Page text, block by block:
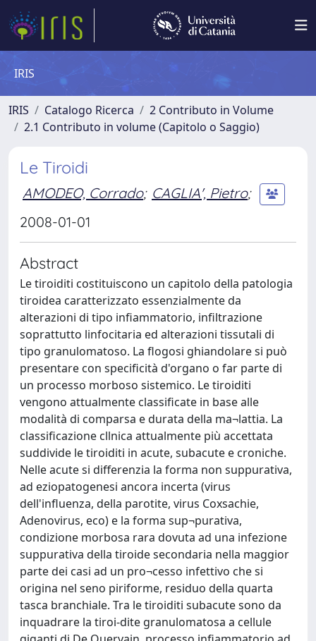
IRIS
IRIS Catalogo Ricerca
2 Contributo in Volume
2.1 Contributo in volume (Capitolo o Saggio)
Le Tiroidi
AMODEO, Corrado; CAGLIA', Pietro;
2008-01-01
Abstract
Le tiroiditi costituiscono un capitolo della patologia
tiroidea caratterizzato essenzialmente da
alterazioni di tipo infiammatorio, infiltrazione
soprattutto linfocitaria ed alterazioni tissutali di
tipo granulomatoso. La flogosi ghiandolare si può
presentare con specificità d'organo o far parte di
un processo morboso sistemico. Le tiroiditi
vengono attualmente classificate in base alle
modalità di comparsa e durata della ma¬lattia. La
classificazione cllnica attualmente più accettata
suddivide le tiroiditi in acute, subacute e croniche.
Nelle acute si differenzia la forma non suppurativa,
ad eziopatogenesi ancora incerta (virus
dell'influenza, della parotite, virus Coxsachie,
Adenovirus, eco) e la forma sup¬purativa,
condizione morbosa rara dovuta ad una infezione
suppurativa della tiroide secondaria nella maggior
parte dei casi ad un pro¬cesso infettivo che si
origina nel seno piriforme, residuo della quarta
tasca branchiale. Tra le tiroiditi subacute sono da
inquadrare la tiroi-dite granulomatosa a cellule